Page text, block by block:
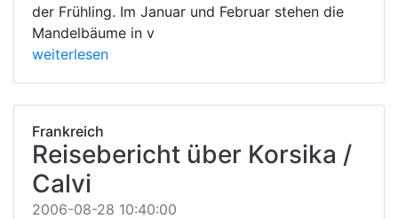
der Frühling. Im Januar und Februar stehen die
Mandelbäume in v
weiterlesen
Frankreich
Reisebericht über Korsika /
Calvi
2006-08-28 10:40:00